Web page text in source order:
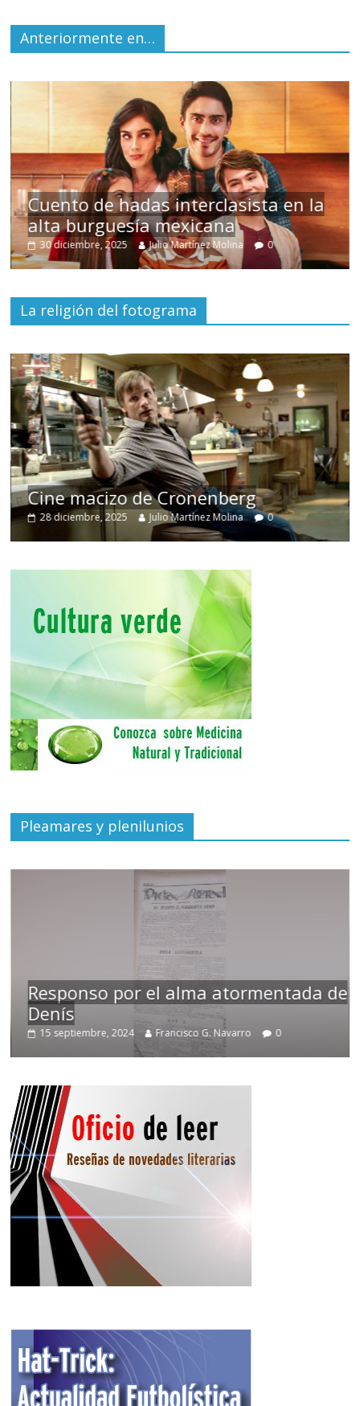
Anteriormente en…
Cuento de hadas interclasista en la
alta burguesía mexicana
30 diciembre, 2025 Julio Martínez Molina 0
La religión del fotograma
Cine macizo de Cronenberg
28 diciembre, 2025 Julio Martínez Molina 0
Pleamares y plenilunios
Responso por el alma atormentada de
Denís
15 septiembre, 2024 Francisco G. Navarro 0